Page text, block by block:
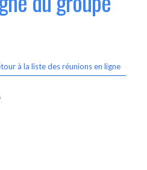
à la liste des réunions en ligne